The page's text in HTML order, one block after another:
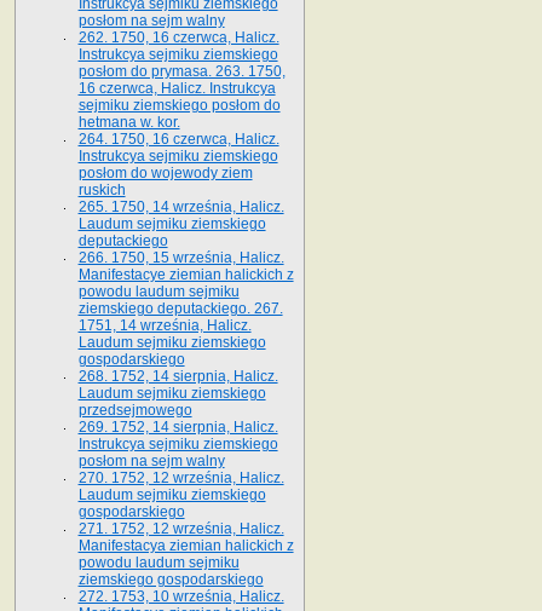
Instrukcya sejmiku ziemskiego
posłom na sejm walny
262. 1750, 16 czerwca, Halicz.
Instrukcya sejmiku ziemskiego
posłom do prymasa. 263. 1750,
16 czerwca, Halicz. Instrukcya
sejmiku ziemskiego posłom do
hetmana w. kor.
264. 1750, 16 czerwca, Halicz.
Instrukcya sejmiku ziemskiego
posłom do wojewody ziem
ruskich
265. 1750, 14 września, Halicz.
Laudum sejmiku ziemskiego
deputackiego
266. 1750, 15 września, Halicz.
Manifestacye ziemian halickich z
powodu laudum sejmiku
ziemskiego deputackiego. 267.
1751, 14 września, Halicz.
Laudum sejmiku ziemskiego
gospodarskiego
268. 1752, 14 sierpnia, Halicz.
Laudum sejmiku ziemskiego
przedsejmowego
269. 1752, 14 sierpnia, Halicz.
Instrukcya sejmiku ziemskiego
posłom na sejm walny
270. 1752, 12 września, Halicz.
Laudum sejmiku ziemskiego
gospodarskiego
271. 1752, 12 września, Halicz.
Manifestacya ziemian halickich z
powodu laudum sejmiku
ziemskiego gospodarskiego
272. 1753, 10 września, Halicz.